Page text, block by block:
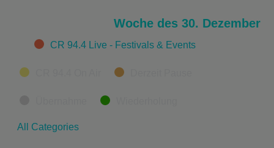
Woche des 30. Dezember
CategoriesCR 94.4 Live - Festivals & Events
All Categories